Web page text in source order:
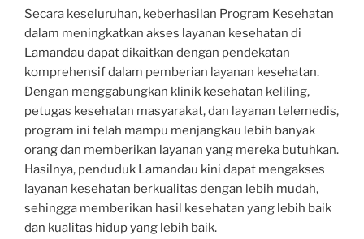
Secara keseluruhan, keberhasilan Program Kesehatan
dalam meningkatkan akses layanan kesehatan di
Lamandau dapat dikaitkan dengan pendekatan
komprehensif dalam pemberian layanan kesehatan.
Dengan menggabungkan klinik kesehatan keliling,
petugas kesehatan masyarakat, dan layanan telemedis,
program ini telah mampu menjangkau lebih banyak
orang dan memberikan layanan yang mereka butuhkan.
Hasilnya, penduduk Lamandau kini dapat mengakses
layanan kesehatan berkualitas dengan lebih mudah,
sehingga memberikan hasil kesehatan yang lebih baik
dan kualitas hidup yang lebih baik.